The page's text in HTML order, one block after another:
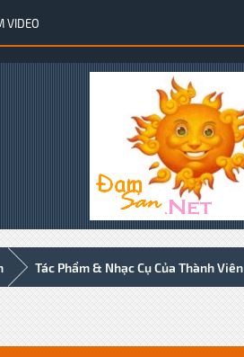
VIDEO
Tác Phẩm & Nhạc Cụ Của Thành Viên